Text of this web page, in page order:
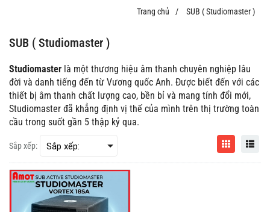
Trang chủ / SUB ( Studiomaster )
SUB ( Studiomaster )
Studiomaster là một thương hiệu âm thanh chuyên nghiệp lâu
đời và danh tiếng đến từ Vương quốc Anh. Được biết đến với các
thiết bị âm thanh chất lượng cao, bền bỉ và mang tính đổi mới,
Studiomaster đã khẳng định vị thế của mình trên thị trường toàn
cầu trong suốt gần 5 thập kỷ qua.
Sắp xếp: